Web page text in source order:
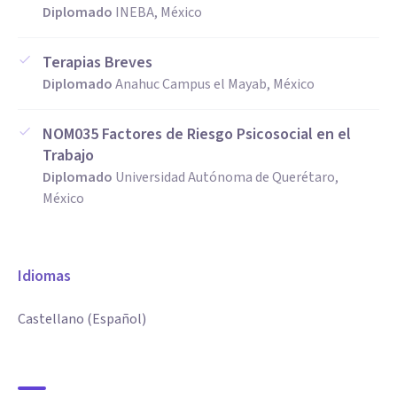
Diplomado INEBA, México
Terapias Breves
DiplomadoAnahuc Campus el Mayab, México
NOM035 Factores de Riesgo Psicosocial en el
Trabajo
Diplomado Universidad Autónoma de Querétaro,
México
Idiomas
Castellano (Español)